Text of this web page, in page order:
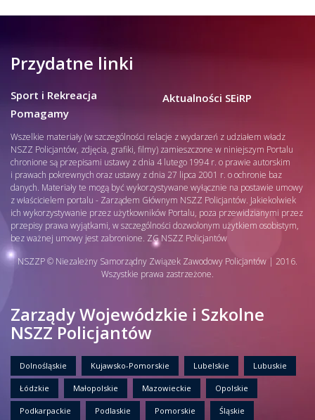
Przydatne linki
Sport i Rekreacja
Pomagamy
Aktualności SEiRP
Wszelkie materiały (w szczególności relacje z wydarzeń z udziałem władz
NSZZ Policjantów, zdjęcia, grafiki, filmy) zamieszczone w niniejszym Portalu
chronione są przepisami ustawy z dnia 4 lutego 1994 r. o prawie autorskim
i prawach pokrewnych oraz ustawy z dnia 27 lipca 2001 r. o ochronie baz
danych. Materiały te mogą być wykorzystywane wyłącznie na postawie umowy
z właścicielem portalu - Zarządem Głównym NSZZ Policjantów. Jakiekolwiek
ich wykorzystywanie przez użytkowników Portalu, poza przewidzianymi przez
przepisy prawa wyjątkami, w szczególności dozwolonym użytkiem osobistym,
bez ważnej umowy jest zabronione. ZG NSZZ Policjantów
NSZZP © Niezależny Samorządny Związek Zawodowy Policjantów | 2016.
Wszystkie prawa zastrzeżone.
Zarządy Wojewódzkie i Szkolne
NSZZ Policjantów
Dolnośląskie Kujawsko-Pomorskie Lubelskie Lubuskie
Łódzkie Małopolskie Mazowieckie Opolskie
Podkarpackie Podlaskie Pomorskie Śląskie